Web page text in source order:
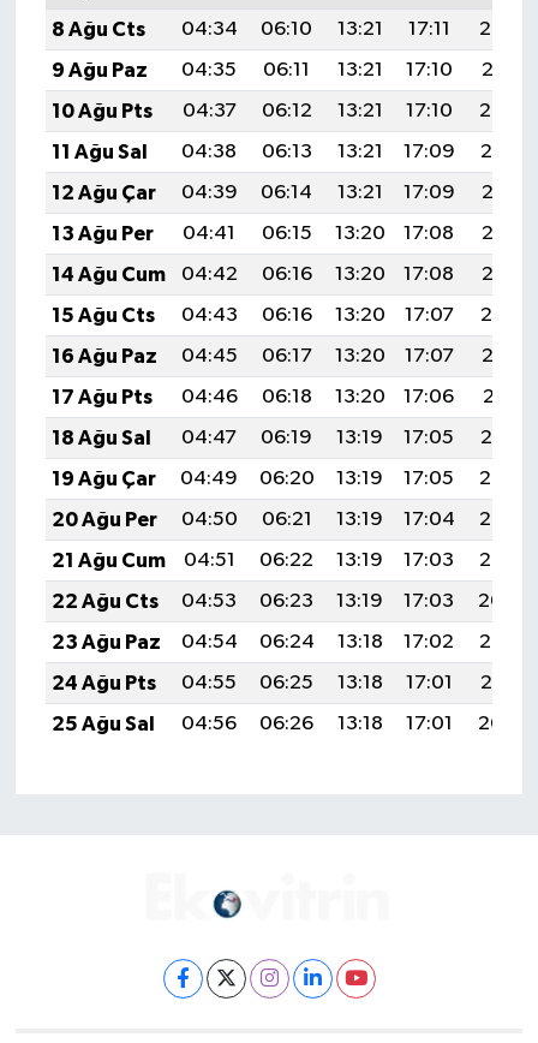
8 Ağu Cts
04:34 06:10 13:21 17:11
20:22
9 Ağu Paz
04:35 06:11 13:21 17:10
20:21
10 Ağu Pts
04:37 06:12 13:21 17:10
20:20
11 Ağu Sal
04:38 06:13 13:21 17:09
20:19
12 Ağu Çar
04:39 06:14 13:21 17:09
20:18
13 Ağu Per
04:41 06:15 13:20 17:08
20:16
14 Ağu Cum
04:42 06:16 13:20 17:08
20:15
15 Ağu Cts
04:43 06:16 13:20 17:07
20:14
16 Ağu Paz
04:45 06:17 13:20 17:07
20:12
17 Ağu Pts
04:46 06:18 13:20 17:06
20:11
18 Ağu Sal
04:47 06:19 13:19 17:05
20:10
19 Ağu Çar
04:49 06:20 13:19 17:05
20:08
20 Ağu Per
04:50 06:21 13:19 17:04
20:07
21 Ağu Cum
04:51 06:22 13:19 17:03
20:06
22 Ağu Cts
04:53 06:23 13:19 17:03
20:04
23 Ağu Paz
04:54 06:24 13:18 17:02
20:03
24 Ağu Pts
04:55 06:25 13:18 17:01
20:01
25 Ağu Sal
04:56 06:26 13:18 17:01 20:00